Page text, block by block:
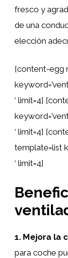
fresco y
de una
elección
[content-egg
‘ limit=4]
‘ limit=4]
template=list
‘ limit=4]
1. Mejora la
para coche